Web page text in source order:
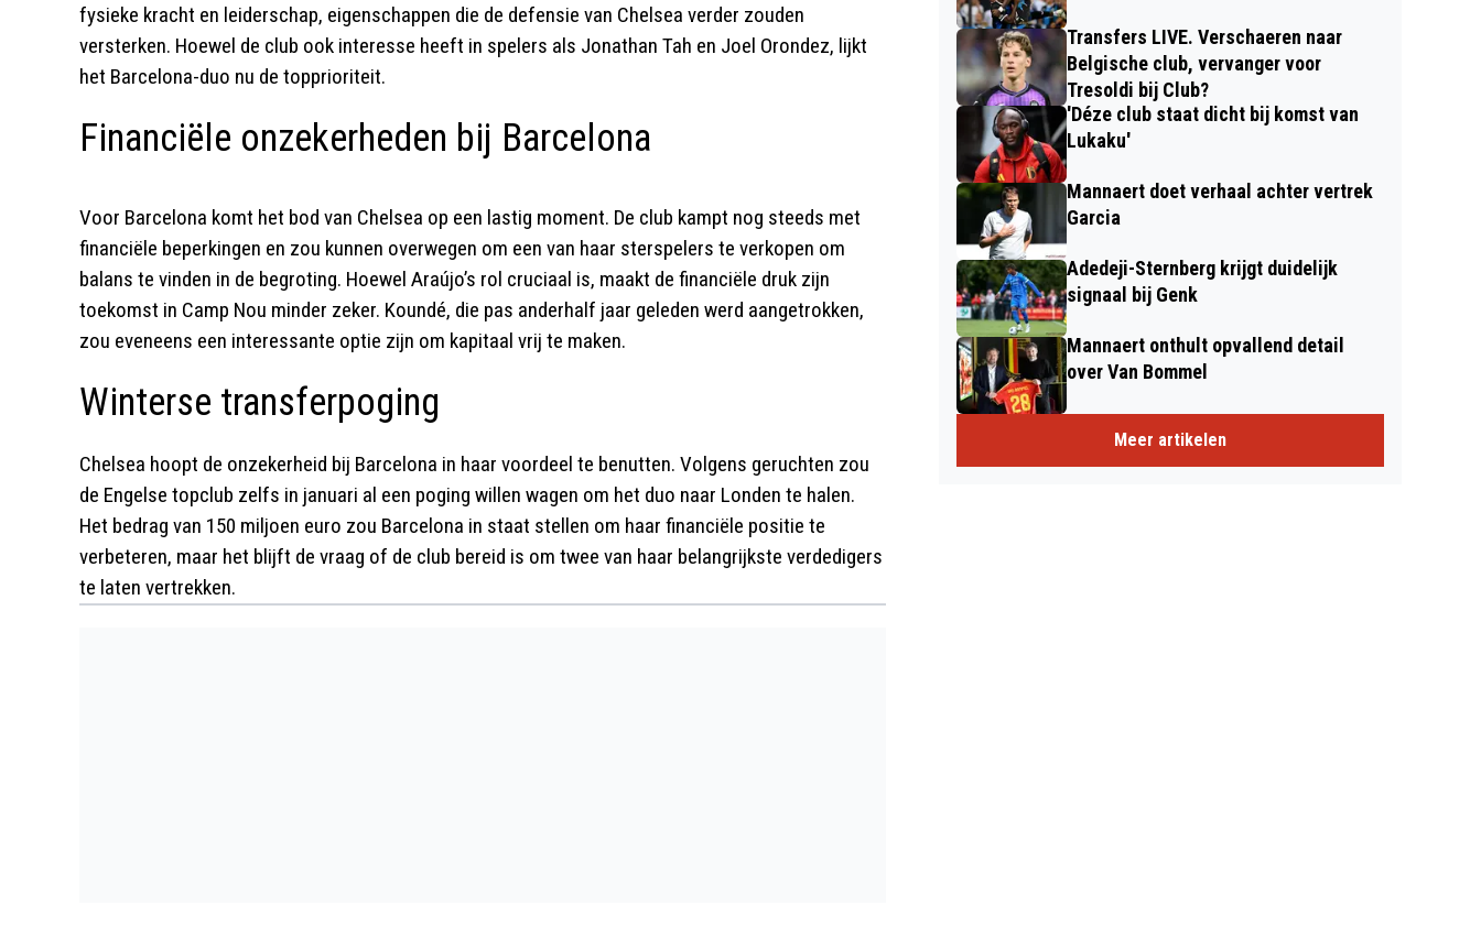
fysieke kracht en leiderschap, eigenschappen die de defensie van Chelsea verder zouden
versterken. Hoewel de club ook interesse heeft in spelers als Jonathan Tah en Joel Orondez, lijkt
het Barcelona-duo nu de topprioriteit.
Financiële onzekerheden bij Barcelona
Voor Barcelona komt het bod van Chelsea op een lastig moment. De club kampt nog steeds met
financiële beperkingen en zou kunnen overwegen om een van haar sterspelers te verkopen om
balans te vinden in de begroting. Hoewel Araújo’s rol cruciaal is, maakt de financiële druk zijn
toekomst in Camp Nou minder zeker. Koundé, die pas anderhalf jaar geleden werd aangetrokken,
zou eveneens een interessante optie zijn om kapitaal vrij te maken.
Winterse transferpoging
Chelsea hoopt de onzekerheid bij Barcelona in haar voordeel te benutten. Volgens geruchten zou
de Engelse topclub zelfs in januari al een poging willen wagen om het duo naar Londen te halen.
Het bedrag van 150 miljoen euro zou Barcelona in staat stellen om haar financiële positie te
verbeteren, maar het blijft de vraag of de club bereid is om twee van haar belangrijkste verdedigers
te laten vertrekken.
Transfers LIVE. Verschaeren naar
Belgische club, vervanger voor
Tresoldi bij Club?
'Déze club staat dicht bij komst van
Lukaku'
Mannaert doet verhaal achter vertrek
Garcia
Adedeji-Sternberg krijgt duidelijk
signaal bij Genk
Mannaert onthult opvallend detail
over Van Bommel
Meer artikelen